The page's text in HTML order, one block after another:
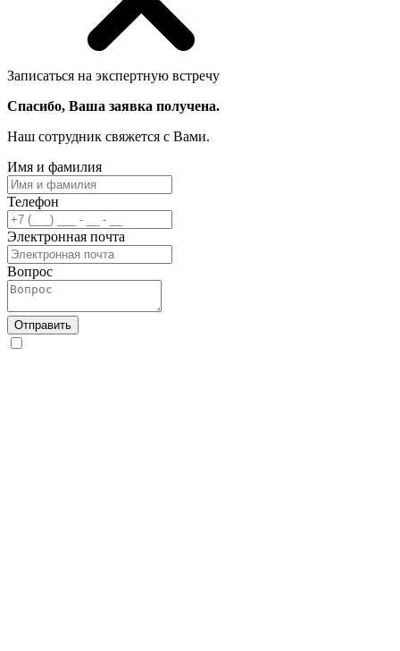
Записаться на экспертную встречу
Спасибо, Ваша заявка получена.
Наш сотрудник свяжется с Вами.
Имя и фамилия
Телефон
Электронная почта
Вопрос
Отправить